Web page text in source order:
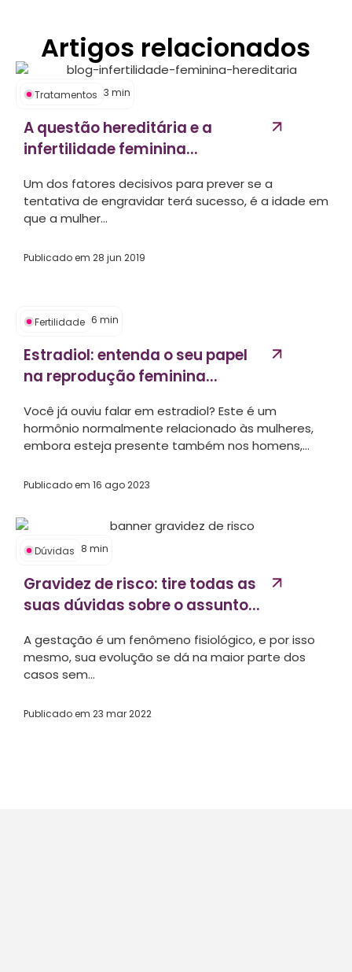
Artigos relacionados
Tratamentos 3 min
A questão hereditária e a
infertilidade feminina...
Um dos fatores decisivos para prever se a
tentativa de engravidar terá sucesso, é a idade em
que a mulher...
Publicado em 28 jun 2019
Fertilidade 6 min
Estradiol: entenda o seu papel
na reprodução feminina...
Você já ouviu falar em estradiol? Este é um
hormônio normalmente relacionado às mulheres,
embora esteja presente também nos homens,...
Publicado em 16 ago 2023
Dúvidas 8 min
Gravidez de risco: tire todas as
suas dúvidas sobre o assunto...
A gestação é um fenômeno fisiológico, e por isso
mesmo, sua evolução se dá na maior parte dos
casos sem...
Publicado em 23 mar 2022